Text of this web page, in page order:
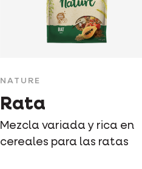
NATURE
Rata
Mezcla variada y rica en
cereales para las ratas